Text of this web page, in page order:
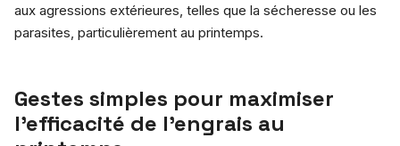
aux agressions extérieures, telles que la sécheresse ou les
parasites, particulièrement au printemps.
Gestes simples pour maximiser
l’efficacité de l’engrais au